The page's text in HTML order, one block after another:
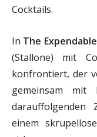
Cocktails.
In The
(Stallone) mit
konfrontiert, der
gemeinsam
darauffolgenden
einem